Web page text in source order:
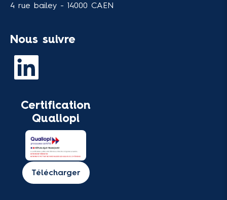
4 rue bailey - 14000 CAEN
Nous suivre
Certification
Qualiopi
Télécharger